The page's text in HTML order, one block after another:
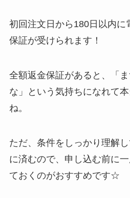
初回注文日から180日以内に
保証が受けられます！
全額返金保証があると、「
な」という気持ちになれて
ね。
ただ、条件をしっかり理解
に済むので、申し込む前に
ておくのがおすすめです☆